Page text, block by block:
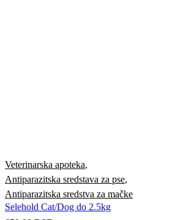
Veterinarska apoteka,
Antiparazitska sredstava za pse,
Antiparazitska sredstva za mačke
Selehold Cat/Dog do 2.5kg